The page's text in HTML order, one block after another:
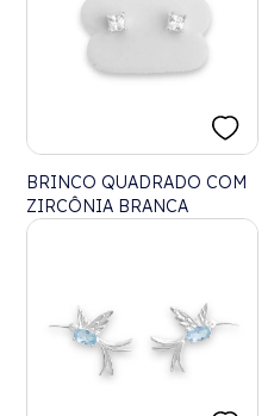
BRINCO QUADRADO COM
ZIRCÔNIA BRANCA